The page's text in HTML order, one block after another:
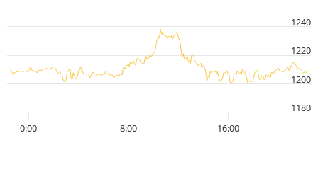
0:00 8:00 16:00
1180
1200
1220
1240